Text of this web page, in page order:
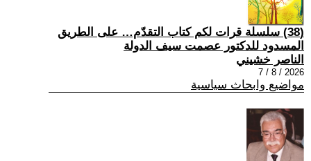
(38) سلسلة قرات لكم كتاب التقدّم… على الطريق
المسدود للدكتور عصمت سيف الدولة
الناصر خشيني
2026 / 8 / 7
مواضيع وابحاث سياسية